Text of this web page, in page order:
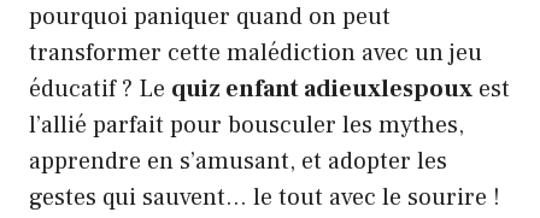
pourquoi paniquer quand on peut
transformer cette malédiction avec un jeu
éducatif ? Le quiz enfant adieuxlespoux est
l’allié parfait pour bousculer les mythes,
apprendre en s’amusant, et adopter les
gestes qui sauvent… le tout avec le sourire !